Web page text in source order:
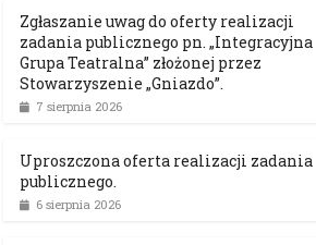
Zgłaszanie uwag do oferty realizacji
zadania publicznego pn. „Integracyjna
Grupa Teatralna” złożonej przez
Stowarzyszenie „Gniazdo”.
7 sierpnia 2026
Uproszczona oferta realizacji zadania
publicznego.
6 sierpnia 2026